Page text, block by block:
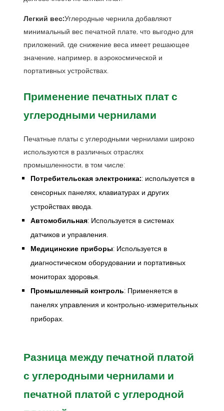
Легкий вес:Углеродные чернила добавляют
минимальный вес печатной плате, что выгодно для
приложений, где снижение веса имеет решающее
значение, например, в аэрокосмической и
портативных устройствах.
Применение печатных плат с
углеродными чернилами
Печатные платы с углеродными чернилами широко
используются в различных отраслях
промышленности, в том числе:
Потребительская электроника:: используется в
сенсорных панелях, клавиатурах и других
устройствах ввода.
Автомобильная: Используется в системах
датчиков и управления.
Медицинские приборы: Используется в
диагностическом оборудовании и портативных
мониторах здоровья.
Промышленный контроль: Применяется в
панелях управления и контрольно-измерительных
приборах.
Разница между печатной платой
с углеродными чернилами и
печатной платой с углеродной